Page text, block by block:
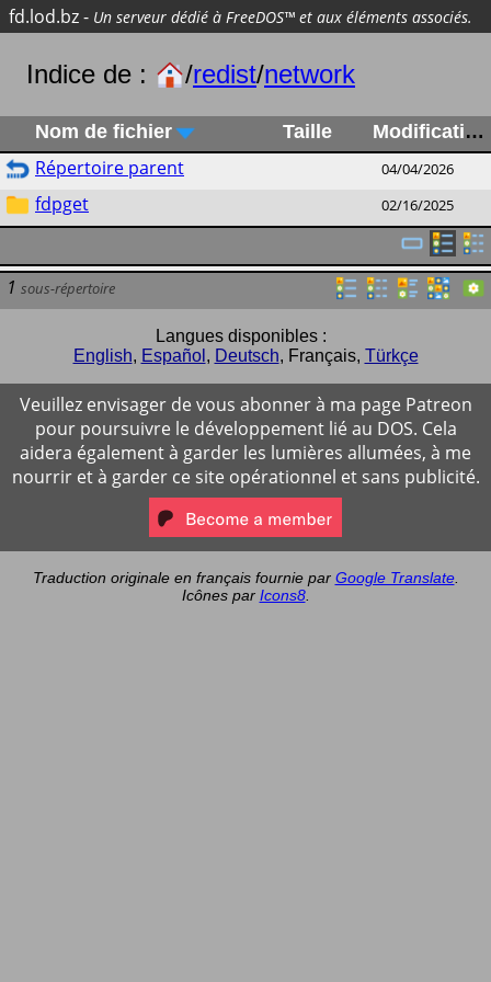
fd.lod.bz- Un serveur dédié à FreeDOS™ et aux éléments associés.
Indice de : /redist/network
Nom de fichier Taille Modification
Répertoire parent 04/04/2026
fdpget 02/16/2025
1 sous-répertoire
Langues disponibles :
English, Español , Deutsch, Français, Türkçe
Veuillez envisager de vous abonner à ma page Patreon
pour poursuivre le développement lié au DOS. Cela
aidera également à garder les lumières allumées, à me
nourrir et à garder ce site opérationnel et sans publicité.
Traduction originale en français fournie par Google Translate.
Icônes par Icons8.